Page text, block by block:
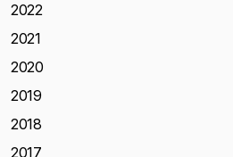
2022
2021
2020
2019
2018
2017